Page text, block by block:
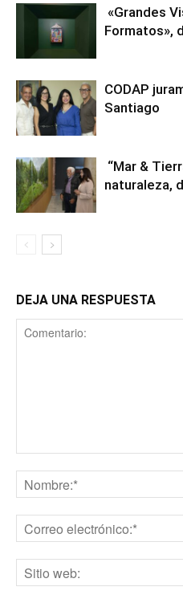
«Grandes
Formatos»,
CODAP
Santiago
“Mar &
naturaleza,
DEJA UNA RESPUESTA